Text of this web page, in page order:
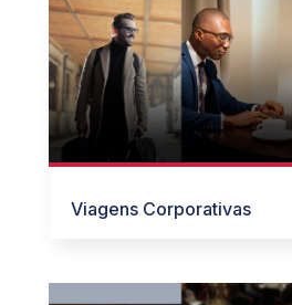
Viagens Corporativas